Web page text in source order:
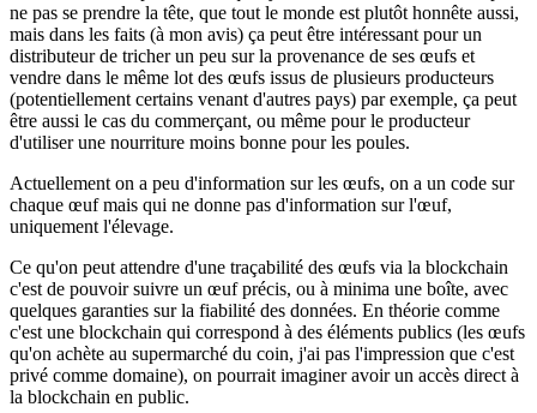
ne pas se prendre la tête, que tout le monde est plutôt honnête aussi,
mais dans les faits (à mon avis) ça peut être intéressant pour un
distributeur de tricher un peu sur la provenance de ses œufs et
vendre dans le même lot des œufs issus de plusieurs producteurs
(potentiellement certains venant d'autres pays) par exemple, ça peut
être aussi le cas du commerçant, ou même pour le producteur
d'utiliser une nourriture moins bonne pour les poules.
Actuellement on a peu d'information sur les œufs, on a un code sur
chaque œuf mais qui ne donne pas d'information sur l'œuf,
uniquement l'élevage.
Ce qu'on peut attendre d'une traçabilité des œufs via la blockchain
c'est de pouvoir suivre un œuf précis, ou à minima une boîte, avec
quelques garanties sur la fiabilité des données. En théorie comme
c'est une blockchain qui correspond à des éléments publics (les œufs
qu'on achète au supermarché du coin, j'ai pas l'impression que c'est
privé comme domaine), on pourrait imaginer avoir un accès direct à
la blockchain en public.